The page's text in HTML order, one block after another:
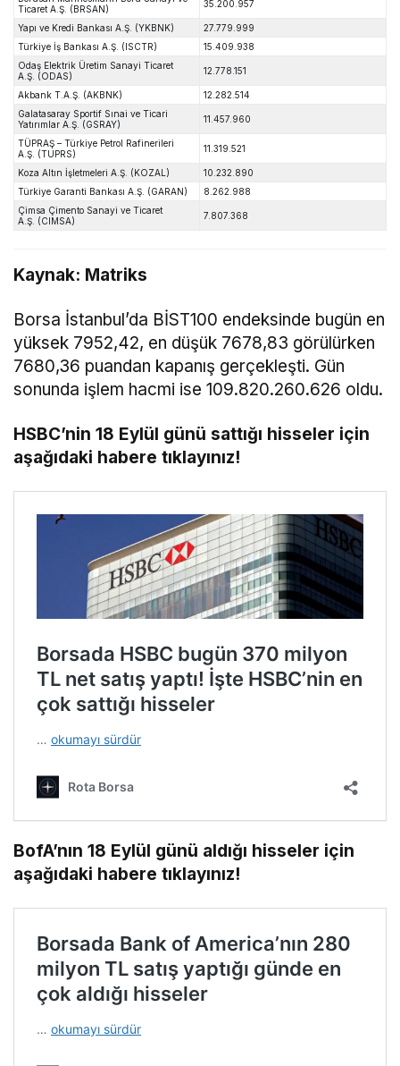
Ticaret A.Ş. (BRSAN)
35.200.957
Yapı ve Kredi Bankası A.Ş. (YKBNK)
27.779.999
Türkiye İş Bankası A.Ş. (ISCTR)
15.409.938
Odaş Elektrik Üretim Sanayi Ticaret
A.Ş. (ODAS)
12.778.151
Akbank T.A.Ş. (AKBNK)
12.282.514
Galatasaray Sportif Sınai ve Ticari
Yatırımlar A.Ş. (GSRAY)
11.457.960
TÜPRAŞ – Türkiye Petrol Rafinerileri
A.Ş. (TUPRS)
11.319.521
Koza Altın İşletmeleri A.Ş. (KOZAL)
10.232.890
Türkiye Garanti Bankası A.Ş. (GARAN)
8.262.988
Çimsa Çimento Sanayi ve Ticaret
A.Ş. (CIMSA)
7.807.368
Kaynak: Matriks
Borsa İstanbul’da BİST100 endeksinde bugün en
yüksek 7952,42, en düşük 7678,83 görülürken
7680,36 puandan kapanış gerçekleşti. Gün
sonunda işlem hacmi ise 109.820.260.626 oldu.
HSBC’nin 18 Eylül günü sattığı hisseler için
aşağıdaki habere tıklayınız!
BofA’nın 18 Eylül günü aldığı hisseler için
aşağıdaki habere tıklayınız!